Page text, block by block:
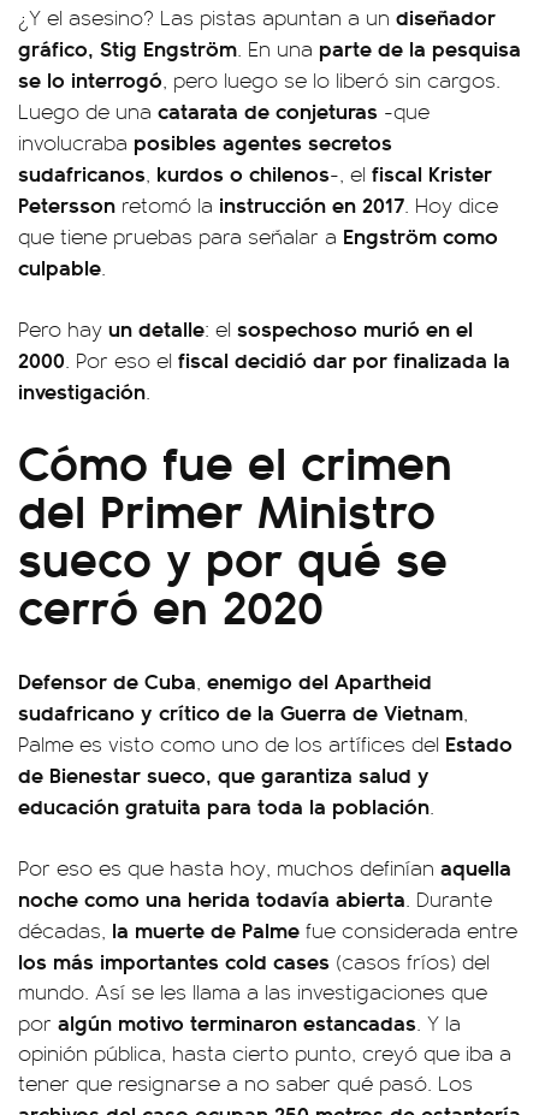
¿Y el asesino? Las pistas apuntan a un diseñador
gráfico, Stig Engström. En una parte de la pesquisa
se lo interrogó, pero luego se lo liberó sin cargos.
Luego de una catarata de conjeturas -que
involucraba posibles agentes secretos
sudafricanos, kurdos o chilenos-, el fiscal Krister
Petersson retomó la instrucción en 2017. Hoy dice
que tiene pruebas para señalar a Engström como
culpable.
Pero hay un detalle: el sospechoso murió en el
2000. Por eso el fiscal decidió dar por finalizada la
investigación.
Cómo fue el crimen
del Primer Ministro
sueco y por qué se
cerró en 2020
Defensor de Cuba, enemigo del Apartheid
sudafricano y crítico de la Guerra de Vietnam,
Palme es visto como uno de los artífices del Estado
de Bienestar sueco, que garantiza salud y
educación gratuita para toda la población.
Por eso es que hasta hoy, muchos definían aquella
noche como una herida todavía abierta. Durante
décadas, la muerte de Palme fue considerada entre
los más importantes cold cases (casos fríos) del
mundo. Así se les llama a las investigaciones que
por algún motivo terminaron estancadas. Y la
opinión pública, hasta cierto punto, creyó que iba a
tener que resignarse a no saber qué pasó. Los